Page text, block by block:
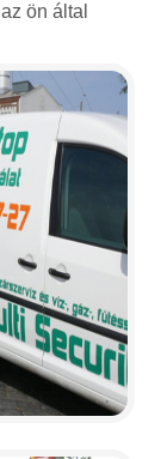
ön által